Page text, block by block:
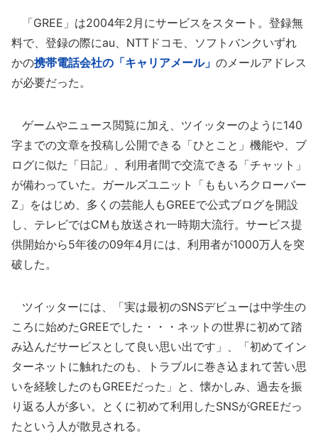
「GREE」は2004年2月にサービスをスタート。登録無
料で、登録の際にau、NTTドコモ、ソフトバンクいずれ
かの携帯電話会社の「キャリアメール」 のメールアドレス
が必要だった。
ゲームやニュース閲覧に加え、ツイッターのように140
字までの文章を投稿し公開できる「ひとこと」機能や、ブ
ログに似た「日記」、利用者間で交流できる「チャット」
が備わっていた。ガールズユニット「ももいろクローバー
Z」をはじめ、多くの芸能人もGREEで公式ブログを開設
し、テレビではCMも放送され一時期大流行。サービス提
供開始から5年後の09年4月には、利用者が1000万人を突
破した。
ツイッターには、「実は最初のSNSデビューは中学生の
ころに始めたGREEでした・・・ネットの世界に初めて踏
み込んだサービスとして良い思い出です」、「初めてイン
ターネットに触れたのも、トラブルに巻き込まれて苦い思
いを経験したのもGREEだった」と、懐かしみ、過去を振
り返る人が多い。とくに初めて利用したSNSがGREEだっ
たという人が散見される。